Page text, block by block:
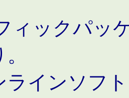
ィックパッ
ラインソフ